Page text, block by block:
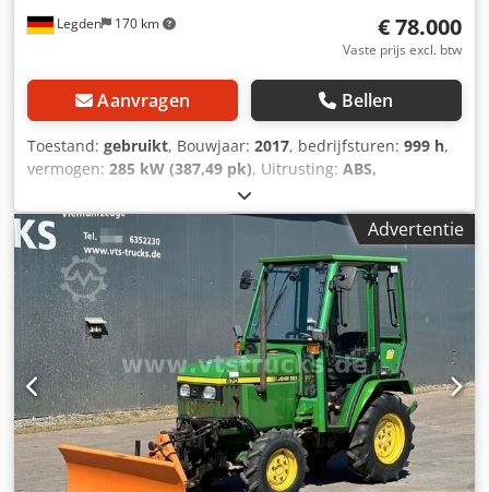
Legden 170 km € 78.000
Vaste prijs excl. btw
Aanvragen Bellen
Toestand: gebruikt, Bouwjaar: 2017, bedrijfsturen: 999 h,
vermogen: 285 kW (387,49 pk), Uitrusting: ABS,
airconditioning, cabine, fronthef, standkachel,
vierwielaandrijving, De bedrijfsuren zijn niet afleesbaar.
Voertuig is niet rijklaar! * John Deere besturingssysteem
met telematica * Automatische airconditioning *
Handsfree systeem * Achteruitrijcamera met extern
scherm Csdpfx Abjzrkpqe Sorf * 2 zitplaatsen ----
Voertuignummer 12301 -----Fouten en tussenverkoop
voorbehouden
Advertentie